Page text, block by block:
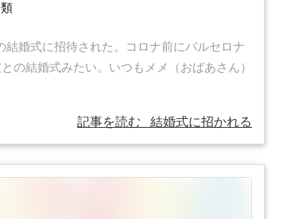
婚式に招待された。コロナ前にバルセロナ
の結婚式みたい。いつもメメ（おばあさん）
記事を読む 結婚式に招かれる